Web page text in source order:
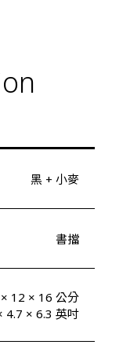
黑 + 小麥
書擋
12 × 16 公分
4.7 × 6.3 英吋